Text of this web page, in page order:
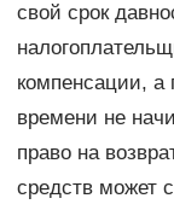
свой срок
компенсации, а
времени не
право на
средств может